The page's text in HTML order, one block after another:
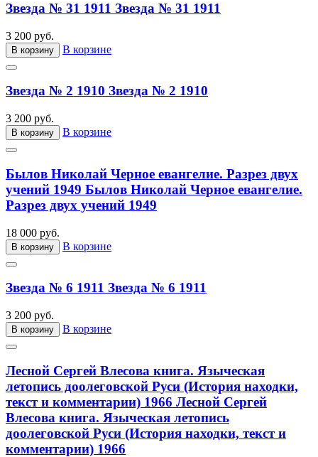
Звезда № 31 1911 Звезда № 31 1911
3 200 руб.
В корзину В корзине
Звезда № 2 1910 Звезда № 2 1910
3 200 руб.
В корзину В корзине
Былов Николай Черное евангелие. Разрез двух
учений 1949 Былов Николай Черное евангелие.
Разрез двух учений 1949
18 000 руб.
В корзину В корзине
Звезда № 6 1911 Звезда № 6 1911
3 200 руб.
В корзину В корзине
Лесной Сергей Влесова книга. Языческая
летопись доолеговской Руси (История находки,
текст и комментарии) 1966 Лесной Сергей
Влесова книга. Языческая летопись
доолеговской Руси (История находки, текст и
комментарии) 1966